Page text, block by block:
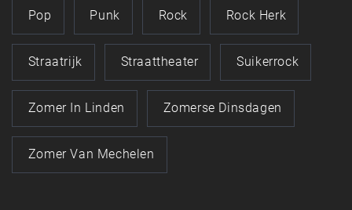
Pop Punk Rock Rock Herk
Straatrijk Straattheater Suikerrock
Zomer In Linden Zomerse Dinsdagen
Zomer Van Mechelen